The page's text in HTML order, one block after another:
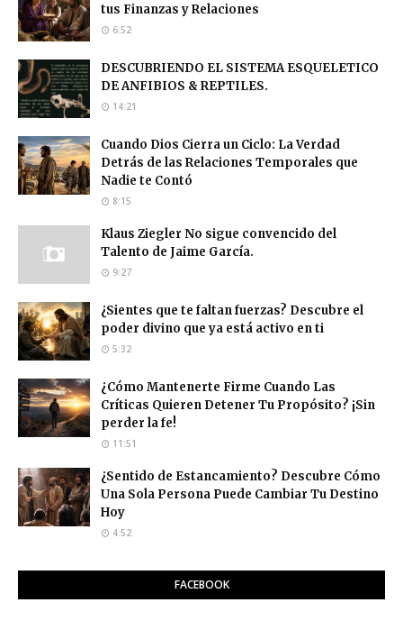
tus Finanzas y Relaciones
6:52
DESCUBRIENDO EL SISTEMA ESQUELETICO
DE ANFIBIOS & REPTILES.
14:21
Cuando Dios Cierra un Ciclo: La Verdad
Detrás de las Relaciones Temporales que
Nadie te Contó
8:15
Klaus Ziegler No sigue convencido del
Talento de Jaime García.
9:27
¿Sientes que te faltan fuerzas? Descubre el
poder divino que ya está activo en ti
5:32
¿Cómo Mantenerte Firme Cuando Las
Críticas Quieren Detener Tu Propósito? ¡Sin
perder la fe!
11:51
¿Sentido de Estancamiento? Descubre Cómo
Una Sola Persona Puede Cambiar Tu Destino
Hoy
4:52
FACEBOOK